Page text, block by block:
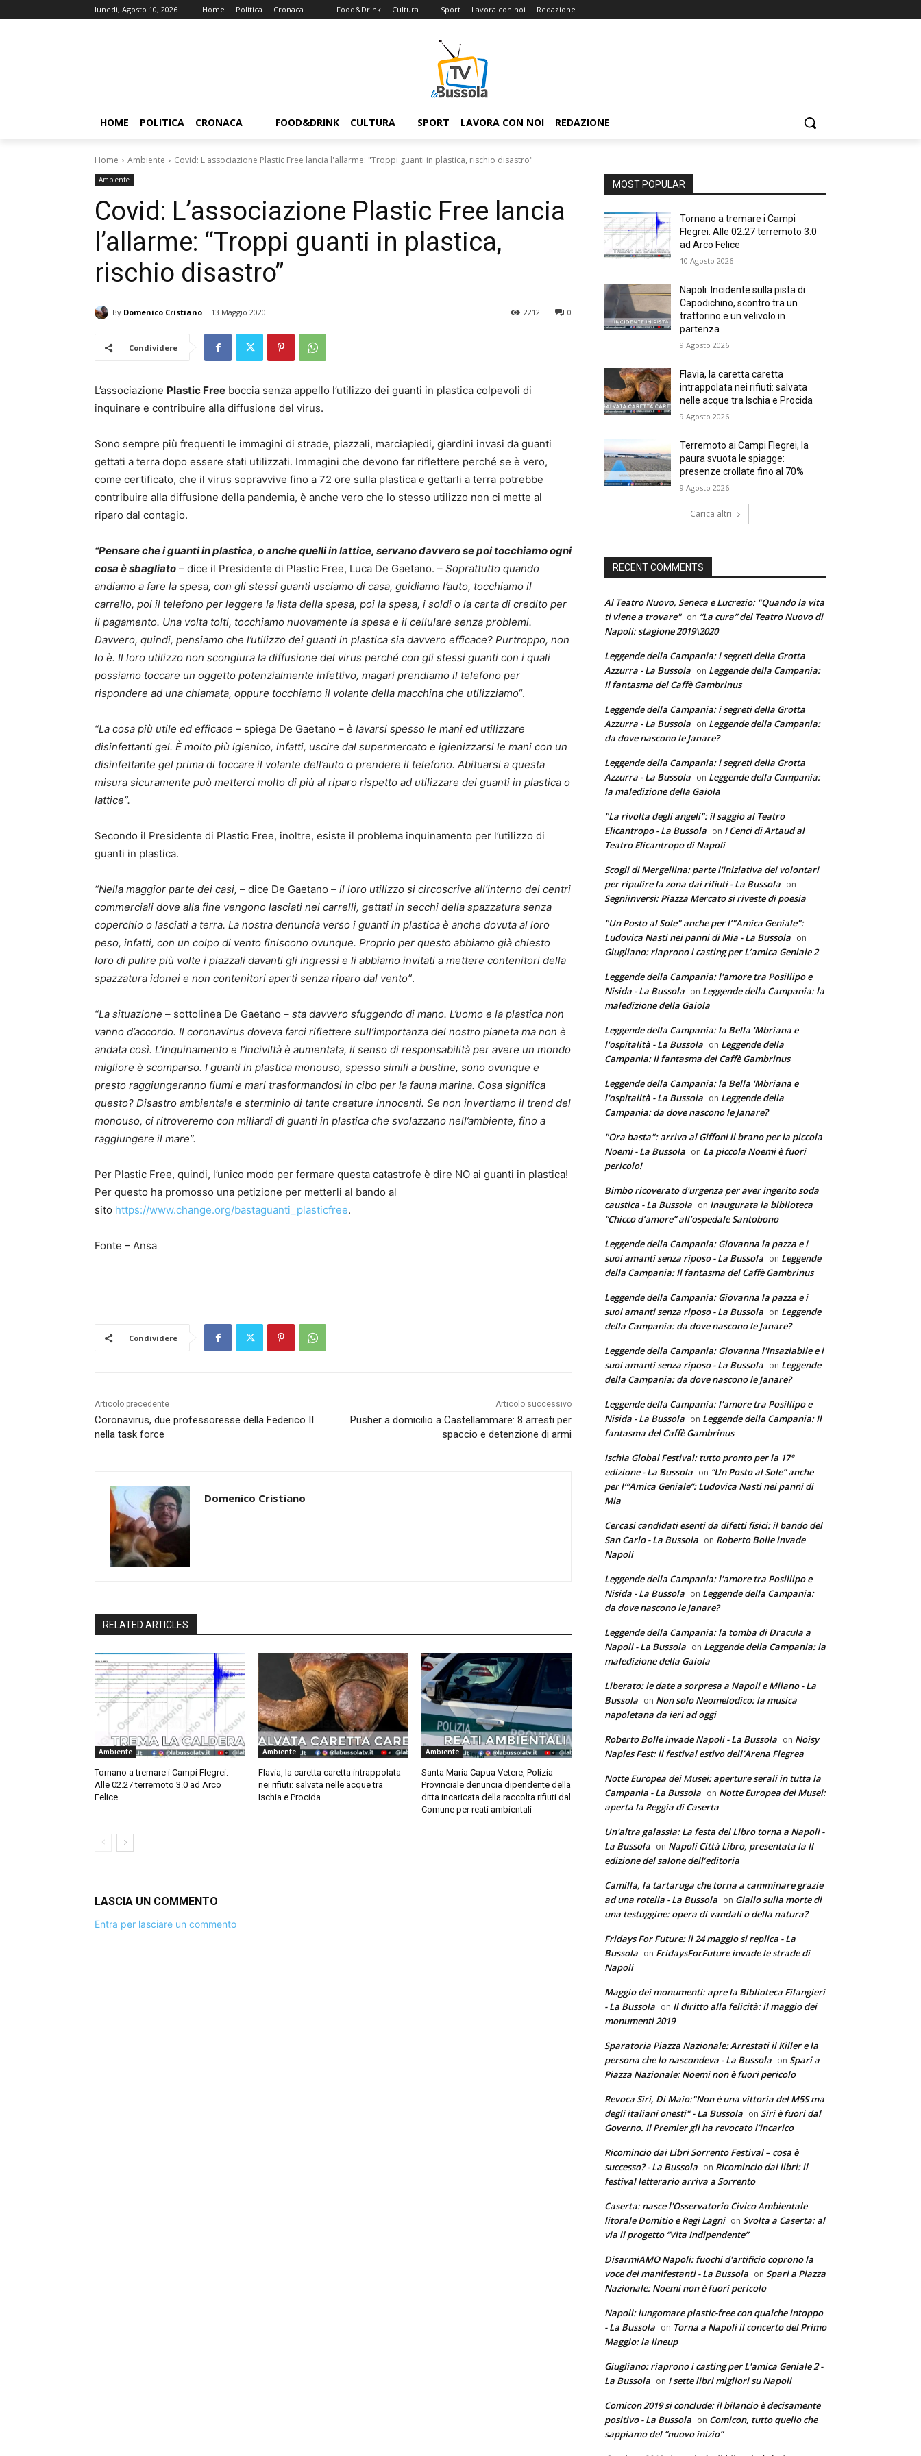
lunedì, Agosto 10, 2026 Home Politica Cronaca Food&Drink Cultura Sport Lavora con noi Redazione
HOME POLITICA CRONACA FOOD&DRINK CULTURA SPORT LAVORA CON NOI REDAZIONE
Home Ambiente Covid: L'associazione Plastic Free lancia l'allarme: "Troppi guanti in plastica, rischio disastro"
Ambiente
Covid: L’associazione Plastic Free lancia
l’allarme: “Troppi guanti in plastica,
rischio disastro”
By Domenico Cristiano 13 Maggio 2020 0
2212
Condividere
L’associazione Plastic Free boccia senza appello l’utilizzo dei guanti in plastica colpevoli di
inquinare e contribuire alla diffusione del virus.
Sono sempre più frequenti le immagini di strade, piazzali, marciapiedi, giardini invasi da guanti
gettati a terra dopo essere stati utilizzati. Immagini che devono far riflettere perché se è vero,
come certificato, che il virus sopravvive fino a 72 ore sulla plastica e gettarli a terra potrebbe
contribuire alla diffusione della pandemia, è anche vero che lo stesso utilizzo non ci mette al
riparo dal contagio.
“Pensare che i guanti in plastica, o anche quelli in lattice, servano davvero se poi tocchiamo ogni
cosa è sbagliato – dice il Presidente di Plastic Free, Luca De Gaetano. – Soprattutto quando
andiamo a fare la spesa, con gli stessi guanti usciamo di casa, guidiamo l’auto, tocchiamo il
carrello, poi il telefono per leggere la lista della spesa, poi la spesa, i soldi o la carta di credito per
il pagamento. Una volta tolti, tocchiamo nuovamente la spesa e il cellulare senza problemi.
Davvero, quindi, pensiamo che l’utilizzo dei guanti in plastica sia davvero efficace? Purtroppo, non
lo è. Il loro utilizzo non scongiura la diffusione del virus perché con gli stessi guanti con i quali
possiamo toccare un oggetto potenzialmente infettivo, magari prendiamo il telefono per
rispondere ad una chiamata, oppure tocchiamo il volante della macchina che utilizziamo“.
“La cosa più utile ed efficace – spiega De Gaetano – è lavarsi spesso le mani ed utilizzare
disinfettanti gel. È molto più igienico, infatti, uscire dal supermercato e igienizzarsi le mani con un
disinfettante gel prima di toccare il volante dell’auto o prendere il telefono. Abituarsi a questa
misura sicuramente può metterci molto di più al riparo rispetto ad utilizzare dei guanti in plastica o
lattice”.
Secondo il Presidente di Plastic Free, inoltre, esiste il problema inquinamento per l’utilizzo di
guanti in plastica.
“Nella maggior parte dei casi, – dice De Gaetano – il loro utilizzo si circoscrive all’interno dei centri
commerciali dove alla fine vengono lasciati nei carrelli, gettati in secchi della spazzatura senza
coperchio o lasciati a terra. La nostra denuncia verso i guanti in plastica è anche dovuta al loro
peso, infatti, con un colpo di vento finiscono ovunque. Proprio per questo abbiamo già chiesto
loro di pulire più volte i piazzali davanti gli ingressi e li abbiamo invitati a mettere contenitori della
spazzatura idonei e non contenitori aperti senza riparo dal vento”.
“La situazione – sottolinea De Gaetano – sta davvero sfuggendo di mano. L’uomo e la plastica non
vanno d’accordo. Il coronavirus doveva farci riflettere sull’importanza del nostro pianeta ma non è
andata così. L’inquinamento e l’inciviltà è aumentata, il senso di responsabilità per avere un mondo
migliore è scomparso. I guanti in plastica monouso, spesso simili a bustine, sono ovunque e
presto raggiungeranno fiumi e mari trasformandosi in cibo per la fauna marina. Cosa significa
questo? Disastro ambientale e sterminio di tante creature innocenti. Se non invertiamo il trend del
monouso, ci ritroveremo con miliardi di guanti in plastica che svolazzano nell’ambiente, fino a
raggiungere il mare”.
Per Plastic Free, quindi, l’unico modo per fermare questa catastrofe è dire NO ai guanti in plastica!
Per questo ha promosso una petizione per metterli al bando al
sito https://www.change.org/bastaguanti_plasticfree.
Fonte – Ansa
Condividere
Articolo precedente
Coronavirus, due professoresse della Federico II
nella task force
Articolo successivo
Pusher a domicilio a Castellammare: 8 arresti per
spaccio e detenzione di armi
Domenico Cristiano
RELATED ARTICLES
Ambiente
Tornano a tremare i Campi Flegrei:
Alle 02.27 terremoto 3.0 ad Arco
Felice
Ambiente
Flavia, la caretta caretta intrappolata
nei rifiuti: salvata nelle acque tra
Ischia e Procida
Ambiente
Santa Maria Capua Vetere, Polizia
Provinciale denuncia dipendente della
ditta incaricata della raccolta rifiuti dal
Comune per reati ambientali
LASCIA UN COMMENTO
Entra per lasciare un commento
MOST POPULAR
Tornano a tremare i Campi
Flegrei: Alle 02.27 terremoto 3.0
ad Arco Felice
10 Agosto 2026
Napoli: Incidente sulla pista di
Capodichino, scontro tra un
trattorino e un velivolo in
partenza
9 Agosto 2026
Flavia, la caretta caretta
intrappolata nei rifiuti: salvata
nelle acque tra Ischia e Procida
9 Agosto 2026
Terremoto ai Campi Flegrei, la
paura svuota le spiagge:
presenze crollate fino al 70%
9 Agosto 2026
Carica altri
RECENT COMMENTS
Al Teatro Nuovo, Seneca e Lucrezio: "Quando la vita
ti viene a trovare" on “La cura” del Teatro Nuovo di
Napoli: stagione 2019\2020
Leggende della Campania: i segreti della Grotta
Azzurra - La Bussola on Leggende della Campania:
Il fantasma del Caffè Gambrinus
Leggende della Campania: i segreti della Grotta
Azzurra - La Bussola on Leggende della Campania:
da dove nascono le Janare?
Leggende della Campania: i segreti della Grotta
Azzurra - La Bussola on Leggende della Campania:
la maledizione della Gaiola
"La rivolta degli angeli": il saggio al Teatro
Elicantropo - La Bussola on I Cenci di Artaud al
Teatro Elicantropo di Napoli
Scogli di Mergellina: parte l'iniziativa dei volontari
per ripulire la zona dai rifiuti - La Bussola on
Segniinversi: Piazza Mercato si riveste di poesia
"Un Posto al Sole" anche per l’"Amica Geniale":
Ludovica Nasti nei panni di Mia - La Bussola on
Giugliano: riaprono i casting per L’amica Geniale 2
Leggende della Campania: l'amore tra Posillipo e
Nisida - La Bussola on Leggende della Campania: la
maledizione della Gaiola
Leggende della Campania: la Bella 'Mbriana e
l'ospitalità - La Bussola on Leggende della
Campania: Il fantasma del Caffè Gambrinus
Leggende della Campania: la Bella 'Mbriana e
l'ospitalità - La Bussola on Leggende della
Campania: da dove nascono le Janare?
"Ora basta": arriva al Giffoni il brano per la piccola
Noemi - La Bussola on La piccola Noemi è fuori
pericolo!
Bimbo ricoverato d'urgenza per aver ingerito soda
caustica - La Bussola on Inaugurata la biblioteca
“Chicco d’amore” all’ospedale Santobono
Leggende della Campania: Giovanna la pazza e i
suoi amanti senza riposo - La Bussola on Leggende
della Campania: Il fantasma del Caffè Gambrinus
Leggende della Campania: Giovanna la pazza e i
suoi amanti senza riposo - La Bussola on Leggende
della Campania: da dove nascono le Janare?
Leggende della Campania: Giovanna l'Insaziabile e i
suoi amanti senza riposo - La Bussola on Leggende
della Campania: da dove nascono le Janare?
Leggende della Campania: l'amore tra Posillipo e
Nisida - La Bussola on Leggende della Campania: Il
fantasma del Caffè Gambrinus
Ischia Global Festival: tutto pronto per la 17°
edizione - La Bussola on “Un Posto al Sole” anche
per l’”Amica Geniale”: Ludovica Nasti nei panni di
Mia
Cercasi candidati esenti da difetti fisici: il bando del
San Carlo - La Bussola on Roberto Bolle invade
Napoli
Leggende della Campania: l'amore tra Posillipo e
Nisida - La Bussola on Leggende della Campania:
da dove nascono le Janare?
Leggende della Campania: la tomba di Dracula a
Napoli - La Bussola on Leggende della Campania: la
maledizione della Gaiola
Liberato: le date a sorpresa a Napoli e Milano - La
Bussola on Non solo Neomelodico: la musica
napoletana da ieri ad oggi
Roberto Bolle invade Napoli - La Bussola on Noisy
Naples Fest: il festival estivo dell’Arena Flegrea
Notte Europea dei Musei: aperture serali in tutta la
Campania - La Bussola on Notte Europea dei Musei:
aperta la Reggia di Caserta
Un'altra galassia: La festa del Libro torna a Napoli -
La Bussola on Napoli Città Libro, presentata la II
edizione del salone dell’editoria
Camilla, la tartaruga che torna a camminare grazie
ad una rotella - La Bussola on Giallo sulla morte di
una testuggine: opera di vandali o della natura?
Fridays For Future: il 24 maggio si replica - La
Bussola on FridaysForFuture invade le strade di
Napoli
Maggio dei monumenti: apre la Biblioteca Filangieri
- La Bussola on Il diritto alla felicità: il maggio dei
monumenti 2019
Sparatoria Piazza Nazionale: Arrestati il Killer e la
persona che lo nascondeva - La Bussola on Spari a
Piazza Nazionale: Noemi non è fuori pericolo
Revoca Siri, Di Maio:"Non è una vittoria del M5S ma
degli italiani onesti" - La Bussola on Siri è fuori dal
Governo. Il Premier gli ha revocato l’incarico
Ricomincio dai Libri Sorrento Festival – cosa è
successo? - La Bussola on Ricomincio dai libri: il
festival letterario arriva a Sorrento
Caserta: nasce l'Osservatorio Civico Ambientale
litorale Domitio e Regi Lagni on Svolta a Caserta: al
via il progetto “Vita Indipendente”
DisarmiAMO Napoli: fuochi d'artificio coprono la
voce dei manifestanti - La Bussola on Spari a Piazza
Nazionale: Noemi non è fuori pericolo
Napoli: lungomare plastic-free con qualche intoppo
- La Bussola on Torna a Napoli il concerto del Primo
Maggio: la lineup
Giugliano: riaprono i casting per L'amica Geniale 2 -
La Bussola on I sette libri migliori su Napoli
Comicon 2019 si conclude: il bilancio è decisamente
positivo - La Bussola on Comicon, tutto quello che
sappiamo del “nuovo inizio”